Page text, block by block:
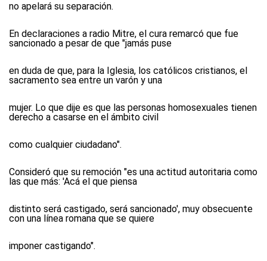
no apelará su separación.
En declaraciones a radio Mitre, el cura remarcó que fue
sancionado a pesar de que "jamás puse
en duda de que, para la Iglesia, los católicos cristianos, el
sacramento sea entre un varón y una
mujer. Lo que dije es que las personas homosexuales tienen
derecho a casarse en el ámbito civil
como cualquier ciudadano".
Consideró que su remoción "es una actitud autoritaria como
las que más: 'Acá el que piensa
distinto será castigado, será sancionado', muy obsecuente
con una línea romana que se quiere
imponer castigando".